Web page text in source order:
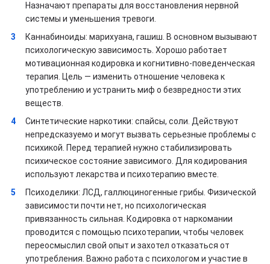
Назначают препараты для восстановления нервной
системы и уменьшения тревоги.
Каннабиноиды: марихуана, гашиш. В основном вызывают
психологическую зависимость. Хорошо работает
мотивационная кодировка и когнитивно-поведенческая
терапия. Цель — изменить отношение человека к
употреблению и устранить миф о безвредности этих
веществ.
Синтетические наркотики: спайсы, соли. Действуют
непредсказуемо и могут вызвать серьезные проблемы с
психикой. Перед терапией нужно стабилизировать
психическое состояние зависимого. Для кодирования
используют лекарства и психотерапию вместе.
Психоделики: ЛСД, галлюциногенные грибы. Физической
зависимости почти нет, но психологическая
привязанность сильная. Кодировка от наркомании
проводится с помощью психотерапии, чтобы человек
переосмыслил свой опыт и захотел отказаться от
употребления. Важно работа с психологом и участие в